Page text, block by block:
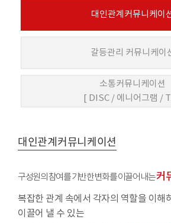
대인관계커뮤니케이
갈등관리 커뮤니케이
소통커뮤니케이션
[ DISC / 에니어그램 /
대인관계커뮤니케이션
구성원의 참여를 기반한 변화를 이끌어 내는커
복잡한 관계 속에서 각자의 역할을 이해
이끌어 낼 수 있는